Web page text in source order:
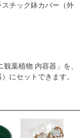
チック鉢カバー（外
葉植物 内容器」を、
にセットできます。